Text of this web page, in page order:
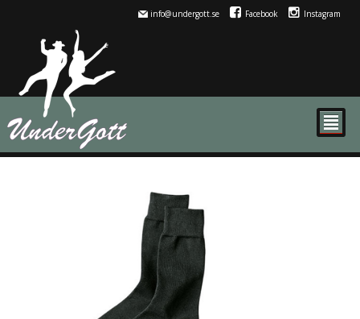
info@undergott.se Facebook Instagram
²